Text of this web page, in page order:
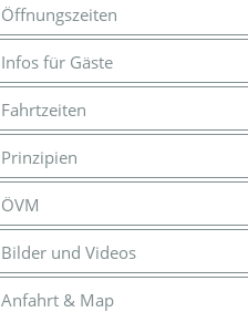
Öffnungszeiten
Infos für Gäste
Fahrtzeiten
Prinzipien
ÖVM
Bilder und Videos
Anfahrt & Map